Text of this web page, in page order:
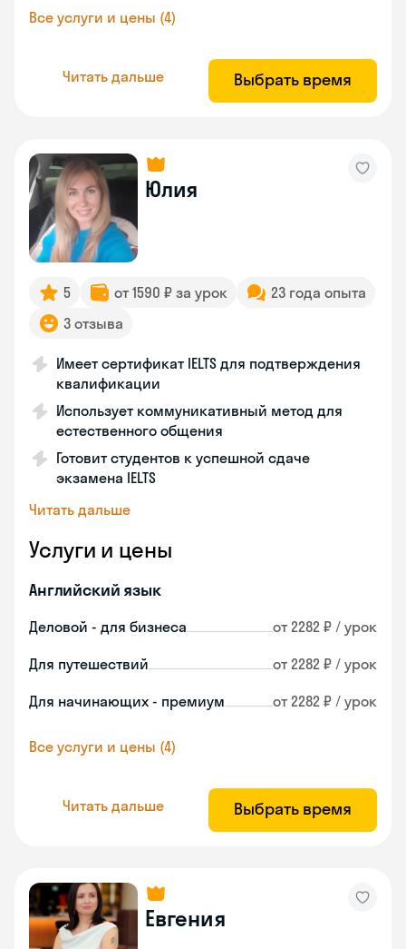
Все услуги и цены (4)
Читать дальше Выбрать время
Юлия
5 от 1590 ₽ за урок
23 года опыта
3 отзыва
Имеет сертификат IELTS для подтверждения
квалификации
Использует коммуникативный метод для
естественного общения
Готовит студентов к успешной сдаче
экзамена IELTS
Читать дальше
Услуги и цены
Английский язык
Деловой - для бизнеса от 2282 ₽ / урок
Для путешествий от 2282 ₽ / урок
Для начинающих - премиум от 2282 ₽ / урок
Все услуги и цены (4)
Читать дальше Выбрать время
Евгения